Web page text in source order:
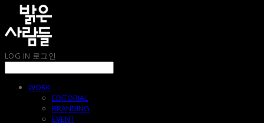
LOG IN 로그인
WORK
EDITORIAL
BRANDING
EVENT